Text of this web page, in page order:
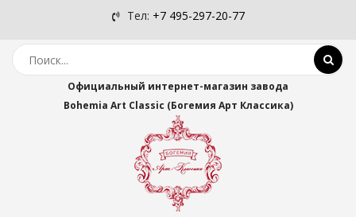
Тел: +7 495-297-20-77
Официальный интернет-магазин завода
Bohemia Art Classic (Богемия Арт Классика)